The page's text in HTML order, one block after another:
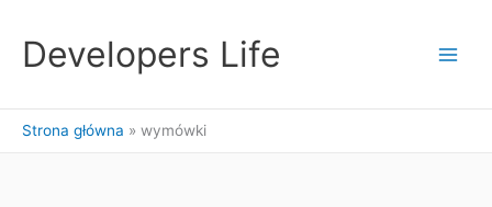
treściDevelopers Life
Strona główna wymówki